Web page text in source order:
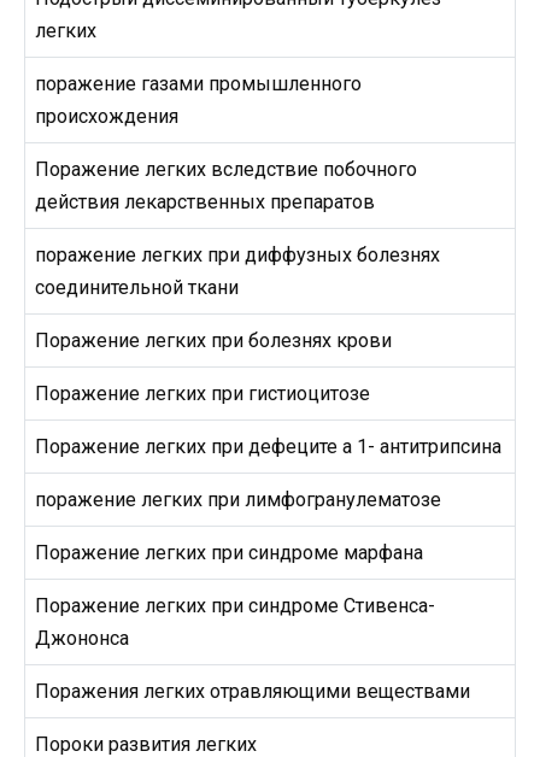
легких
поражение газами промышленного
происхождения
Поражение легких вследствие побочного
действия лекарственных препаратов
поражение легких при диффузных болезнях
соединительной ткани
Поражение легких при болезнях крови
Поражение легких при гистиоцитозе
Поражение легких при дефеците а 1- антитрипсина
поражение легких при лимфогранулематозе
Поражение легких при синдроме марфана
Поражение легких при синдроме Стивенса-
Джононса
Поражения легких отравляющими веществами
Пороки развития легких